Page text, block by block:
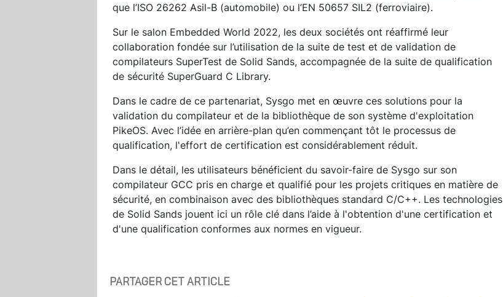
que l’ISO 26262 Asil-B (automobile) ou l’EN 50657 SIL2 (ferroviaire).
Sur le salon Embedded World 2022, les deux sociétés ont réaffirmé leur
collaboration fondée sur l’utilisation de la suite de test et de validation de
compilateurs SuperTest de Solid Sands, accompagnée de la suite de qualification
de sécurité SuperGuard C Library.
Dans le cadre de ce partenariat, Sysgo met en œuvre ces solutions pour la
validation du compilateur et de la bibliothèque de son système d'exploitation
PikeOS. Avec l’idée en arrière-plan qu’en commençant tôt le processus de
qualification, l'effort de certification est considérablement réduit.
Dans le détail, les utilisateurs bénéficient du savoir-faire de Sysgo sur son
compilateur GCC pris en charge et qualifié pour les projets critiques en matière de
sécurité, en combinaison avec des bibliothèques standard C/C++. Les technologies
de Solid Sands jouent ici un rôle clé dans l’aide à l'obtention d'une certification et
d'une qualification conformes aux normes en vigueur.
PARTAGER CET ARTICLE